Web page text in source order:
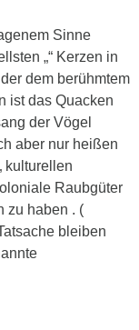
Sinne
„“ Kerzen in
dem berühmtem
ist das Quacken
der Vögel
aber nur heißen
kulturellen
Raubgüter
zu haben . (
bleiben